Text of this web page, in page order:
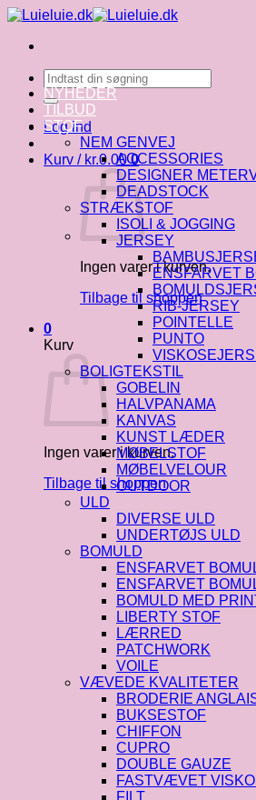
Fortsæt
indhold
Søg
efter:
Log ind
Kurv / kr.0.00 0
Ingen varer i kurven.
Tilbage til shoppen
0
Kurv
Ingen varer i kurven.
Tilbage til shoppen
NYHEDER
TILBUD
STOF
NEM GENVEJ
ACCESSORIES
DESIGNER
DEADSTOCK
STRÆKSTOF
ISOLI & JOGGING
JERSEY
ENSFARVET
RIB-JERSEY
POINTELLE
PUNTO
BOLIGTEKSTIL
GOBELIN
HALVPANAMA
KANVAS
KUNST LÆDER
MØBELSTOF
MØBELVELOUR
OUTDOOR
ULD
DIVERSE ULD
UNDERTØJS ULD
BOMULD
ENSFARVET
ENSFARVET
BOMULD MED
LIBERTY STOF
LÆRRED
PATCHWORK
VOILE
VÆVEDE KVALITETER
BRODERIE
BUKSESTOF
CHIFFON
CUPRO
DOUBLE GAUZE
FASTVÆVET
FILT